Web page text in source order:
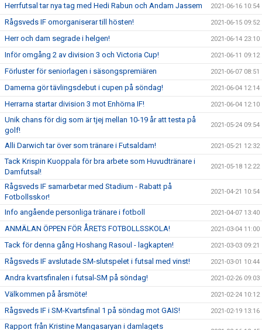
Herrfutsal tar nya tag med Hedi Rabun och Andam Jassem 2021-06-16 10:54
Rågsveds IF omorganiserar till hösten! 2021-06-15 09:52
Herr och dam segrade i helgen! 2021-06-14 23:10
Inför omgång 2 av division 3 och Victoria Cup! 2021-06-11 09:12
Förluster för seniorlagen i säsongspremiären 2021-06-07 08:51
Damerna gör tävlingsdebut i cupen på söndag! 2021-06-04 12:14
Herrarna startar division 3 mot Enhörna IF! 2021-06-04 12:10
Unik chans för dig som är tjej mellan 10-19 år att testa på
golf!
2021-05-24 09:54
Alli Darwich tar över som tränare i Futsaldam! 2021-05-21 12:32
Tack Krispin Kuoppala för bra arbete som Huvudtränare i
Damfutsal!
2021-05-18 12:22
Rågsveds IF samarbetar med Stadium - Rabatt på
Fotbollsskor!
2021-04-21 10:54
Info angående personliga tränare i fotboll 2021-04-07 13:40
ANMÄLAN ÖPPEN FÖR ÅRETS FOTBOLLSSKOLA! 2021-03-04 11:00
Tack för denna gång Hoshang Rasoul - lagkapten! 2021-03-03 09:21
Rågsveds IF avslutade SM-slutspelet i futsal med vinst! 2021-03-01 10:44
Andra kvartsfinalen i futsal-SM på söndag! 2021-02-26 09:03
Välkommen på årsmöte! 2021-02-24 10:12
Rågsveds IF i SM-Kvartsfinal 1 på söndag mot GAIS! 2021-02-19 13:16
Rapport från Kristine Mangasaryan i damlagets